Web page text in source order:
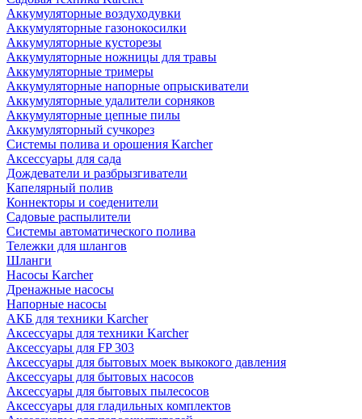
Аккумуляторные воздуходувки
Аккумуляторные газонокосилки
Аккумуляторные кусторезы
Аккумуляторные ножницы для травы
Аккумуляторные тримеры
Аккумуляторные напорные опрыскиватели
Аккумуляторные удалители сорняков
Аккумуляторные цепные пилы
Аккумуляторный сучкорез
Системы полива и орошения Karcher
Аксессуары для сада
Дождеватели и разбрызгиватели
Капелярный полив
Коннекторы и соеденители
Садовые распылители
Системы автоматического полива
Тележки для шлангов
Шланги
Насосы Karcher
Дренажные насосы
Напорные насосы
АКБ для техники Karcher
Аксессуары для техники Karcher
Аксессуары для FP 303
Аксессуары для бытовых моек выкокого давления
Аксессуары для бытовых насосов
Аксессуары для бытовых пылесосов
Аксессуары для гладильных комплектов